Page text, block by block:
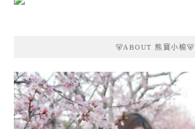
🐻ABOUT 熊寶小榆🐻